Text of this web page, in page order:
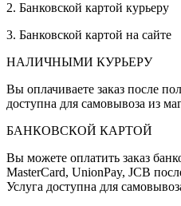
2. Банковской картой курьеру
3. Банковской картой на сайте
НАЛИЧНЫМИ КУРЬЕРУ
Вы оплачиваете заказ после
доступна для самовывоза из
БАНКОВСКОЙ КАРТОЙ
Вы можете оплатить заказ
MasterCard, UnionPay, JCB
Услуга доступна для